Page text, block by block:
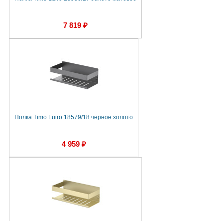
7 819 ₽
Полка Timo Luiro 18579/18 черное золото
4 959 ₽